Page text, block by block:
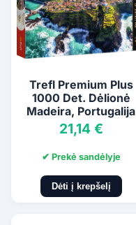
Trefl Premium Plus
1000 Det. Dėlionė
Madeira, Portugalija
21,14 €
✔ Prekė sandėlyje
Dėti į krepšelį